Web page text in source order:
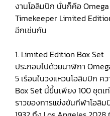
งานโอลิมปิก นั่นก็คือ
Timekeeper Limited
อีกเช่นกัน
1. Limited Edition Box Set
ประกอบไปด้วยนาฬิกา
5 เรือนในวงแหวนโอลิมปิก
Box Set นี้ขึ้นเพียง 100 ชุดเ
ราวของการแข่งขันกีฬาโอลิ